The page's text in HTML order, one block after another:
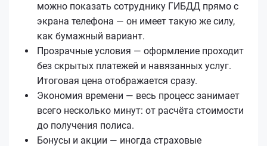
можно показать сотруднику ГИБДД прямо с
экрана телефона — он имеет такую же силу,
как бумажный вариант.
Прозрачные условия — оформление проходит
без скрытых платежей и навязанных услуг.
Итоговая цена отображается сразу.
Экономия времени — весь процесс занимает
всего несколько минут: от расчёта стоимости
до получения полиса.
Бонусы и акции — иногда страховые